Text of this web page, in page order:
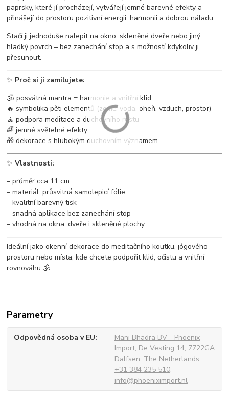
paprsky, které jí procházejí, vytvářejí jemné barevné efekty a
přinášejí do prostoru pozitivní energii, harmonii a dobrou náladu.
Stačí ji jednoduše nalepit na okno, skleněné dveře nebo jiný
hladký povrch – bez zanechání stop a s možností kdykoliv ji
přesunout.
✨ Proč si ji zamilujete:
🕉️ posvátná mantra = harmonie a vnitřní klid
🔥 symbolika pěti elementů (země, voda, oheň, vzduch, prostor)
🧘 podpora meditace a duchovního růstu
🌈 jemné světelné efekty
🎁 dekorace s hlubokým duchovním významem
✨Vlastnosti:
– průměr cca 11 cm
– materiál: průsvitná samolepicí fólie
– kvalitní barevný tisk
– snadná aplikace bez zanechání stop
– vhodná na okna, dveře i skleněné plochy
Ideální jako okenní dekorace do meditačního koutku, jógového
prostoru nebo místa, kde chcete podpořit klid, očistu a vnitřní
rovnováhu 🕉️
Parametry
Odpovědná osoba v EU
Mani Bhadra BV - Phoenix
Import, De Vesting 14, 7722GA
Dalfsen, The Netherlands,
+31 384 235 510,
info@phoeniximport.nl